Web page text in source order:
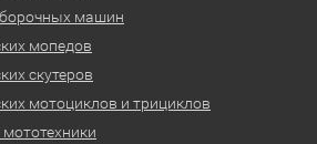
машин
мопедов
скутеров
мотоциклов и трициклов